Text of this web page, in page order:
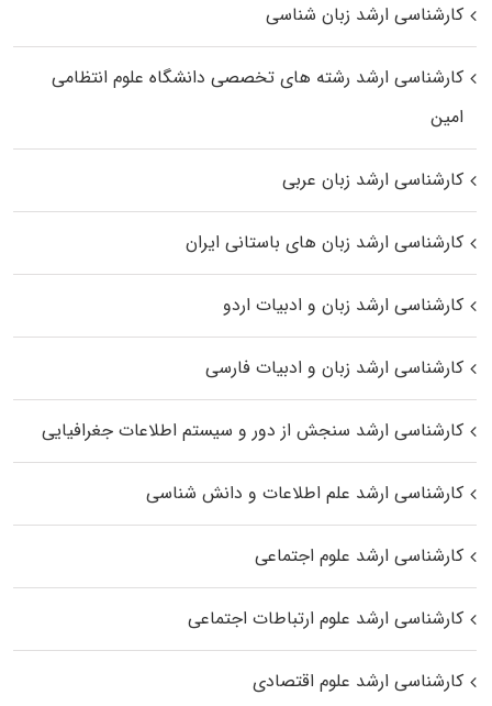
کارشناسی ارشد زبان شناسی
کارشناسی ارشد رﺷﺘﻪ ﻫﺎی تخصصی داﻧﺸﮕﺎه ﻋﻠﻮم انتظامی
اﻣﻴﻦ
کارشناسی ارشد زبان عربی
کارشناسی ارشد زبان‌ های باستانی ایران
کارشناسی ارشد زبان و ادبیات اردو
کارشناسی ارشد زبان و ادبیات فارسی
کارشناسی ارشد سنجش از دور و سیستم اطلاعات جغرافیایی
کارشناسی ارشد علم اطلاعات و دانش شناسی
کارشناسی ارشد علوم اجتماعی
کارشناسی ارشد علوم ارتباطات اجتماعی
کارشناسی ارشد علوم اقتصادی